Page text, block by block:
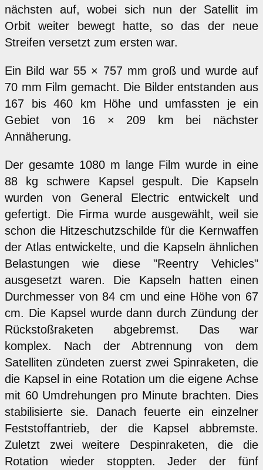
nächsten auf, wobei sich nun der Satellit im
Orbit weiter bewegt hatte, so das der neue
Streifen versetzt zum ersten war.
Ein Bild war 55 × 757 mm groß und wurde auf
70 mm Film gemacht. Die Bilder entstanden aus
167 bis 460 km Höhe und umfassten je ein
Gebiet von 16 × 209 km bei nächster
Annäherung.
Der gesamte 1080 m lange Film wurde in eine
88 kg schwere Kapsel gespult. Die Kapseln
wurden von General Electric entwickelt und
gefertigt. Die Firma wurde ausgewählt, weil sie
schon die Hitzeschutzschilde für die Kernwaffen
der Atlas entwickelte, und die Kapseln ähnlichen
Belastungen wie diese "Reentry Vehicles"
ausgesetzt waren. Die Kapseln hatten einen
Durchmesser von 84 cm und eine Höhe von 67
cm. Die Kapsel wurde dann durch Zündung der
Rückstoßraketen abgebremst. Das war
komplex. Nach der Abtrennung von dem
Satelliten zündeten zuerst zwei Spinraketen, die
die Kapsel in eine Rotation um die eigene Achse
mit 60 Umdrehungen pro Minute brachten. Dies
stabilisierte sie. Danach feuerte ein einzelner
Feststoffantrieb, der die Kapsel abbremste.
Zuletzt zwei weitere Despinraketen, die die
Rotation wieder stoppten. Jeder der fünf